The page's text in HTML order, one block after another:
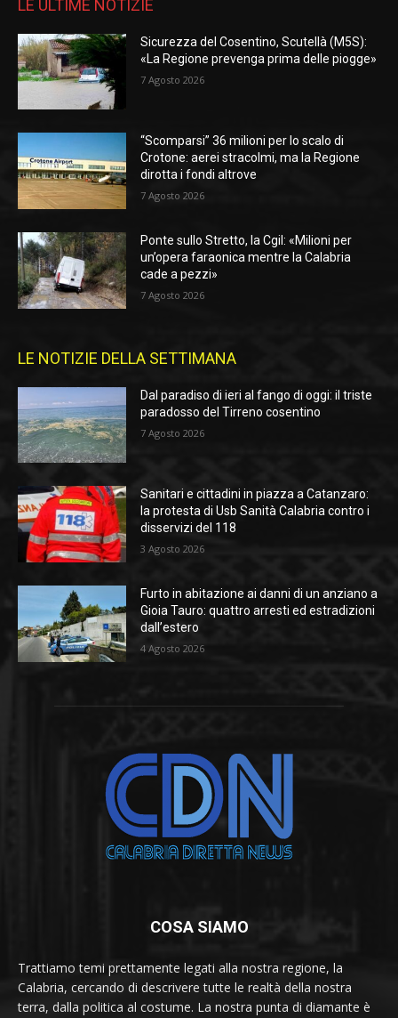
LE ULTIME NOTIZIE
Sicurezza del Cosentino, Scutellà (M5S):
«La Regione prevenga prima delle piogge»
7 Agosto 2026
“Scomparsi” 36 milioni per lo scalo di
Crotone: aerei stracolmi, ma la Regione
dirotta i fondi altrove
7 Agosto 2026
Ponte sullo Stretto, la Cgil: «Milioni per
un’opera faraonica mentre la Calabria
cade a pezzi»
7 Agosto 2026
LE NOTIZIE DELLA SETTIMANA
Dal paradiso di ieri al fango di oggi: il triste
paradosso del Tirreno cosentino
7 Agosto 2026
Sanitari e cittadini in piazza a Catanzaro:
la protesta di Usb Sanità Calabria contro i
disservizi del 118
3 Agosto 2026
Furto in abitazione ai danni di un anziano a
Gioia Tauro: quattro arresti ed estradizioni
dall’estero
4 Agosto 2026
COSA SIAMO
Trattiamo temi prettamente legati alla nostra regione, la
Calabria, cercando di descrivere tutte le realtà della nostra
terra, dalla politica al costume. La nostra punta di diamante è